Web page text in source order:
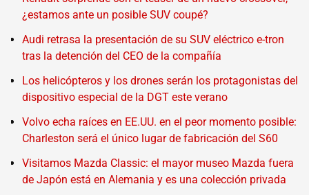
¿estamos ante un posible SUV coupé?
Audi retrasa la presentación de su SUV eléctrico e-tron
tras la detención del CEO de la compañía
Los helicópteros y los drones serán los protagonistas del
dispositivo especial de la DGT este verano
Volvo echa raíces en EE.UU. en el peor momento posible:
Charleston será el único lugar de fabricación del S60
Visitamos Mazda Classic: el mayor museo Mazda fuera
de Japón está en Alemania y es una colección privada